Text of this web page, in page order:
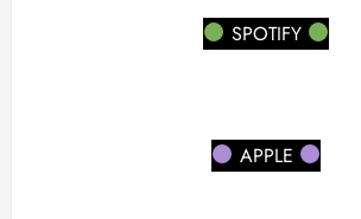
SPOTIFY
APPLE